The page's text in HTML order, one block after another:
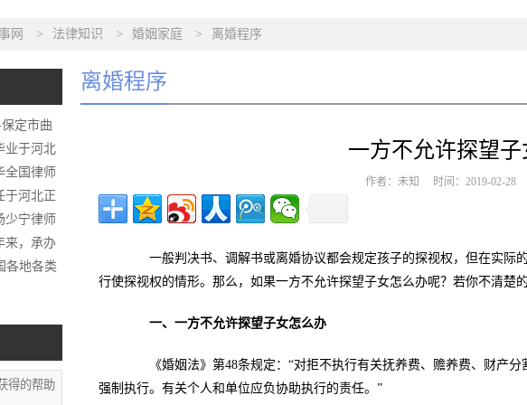
网 > 法律知识 > 婚姻家庭 > 离婚程序
定市曲
业于河北
全国律师
于河北正
少宁律师
来，承办
各地各类
离婚程序
一方不允许探望
作者：未知 时间：2019-02-28
一般判决书、调解书或离婚协议都会规定孩子的探视权，但在实际
行使探视权的情形。那么，如果一方不允许探望子女怎么办呢？若你不清楚
一、一方不允许探望子女怎么办
《婚姻法》第48条规定：“对拒不执行有关抚养费、赡养费、财产分
强制执行。有关个人和单位应负协助执行的责任。”